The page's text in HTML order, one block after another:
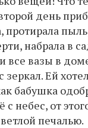
день
протирала
набрала в
все вазы в
зеркал. Ей
бабушка
с небес, от
печалью.